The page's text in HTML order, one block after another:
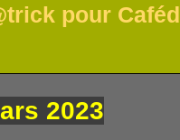
pour
2023